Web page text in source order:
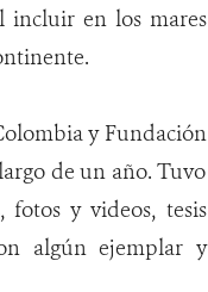
incluir en los mares
y Fundación
de un año. Tuvo
fotos y videos, tesis
algún ejemplar y